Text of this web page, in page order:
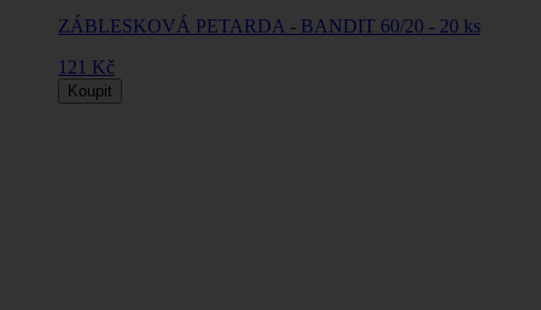
ZÁBLESKOVÁ PETARDA - BANDIT 60/20 - 20 ks
121 Kč
Koupit